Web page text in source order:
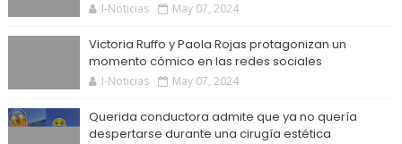
I-Noticias May 07, 2024
Victoria Ruffo y Paola Rojas protagonizan un
momento cómico en las redes sociales
I-Noticias May 07, 2024
Querida conductora admite que ya no quería
despertarse durante una cirugía estética